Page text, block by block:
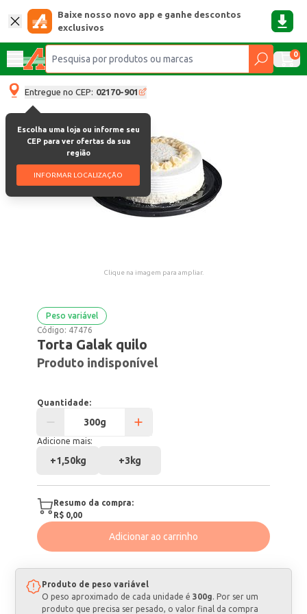
Baixe nosso novo app e ganhe descontos
exclusivos
0
Entregue no CEP: 02170-901
Escolha uma loja ou informe seu
CEP para ver ofertas da sua
região
INFORMAR LOCALIZAÇÃO
Clique na imagem para ampliar.
Peso variável
Código: 47476
Torta Galak quilo
Produto indisponível
Quantidade:
Adicione mais:
+1,50kg +3kg
Resumo da compra:
R$ 0,00
Adicionar ao carrinho
Produto de peso variável
O peso aproximado de cada unidade é 300g. Por ser um
produto que precisa ser pesado, o valor final da compra